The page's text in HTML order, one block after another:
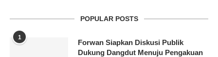
POPULAR POSTS
1
Forwan Siapkan Diskusi Publik
Dukung Dangdut Menuju Pengakuan